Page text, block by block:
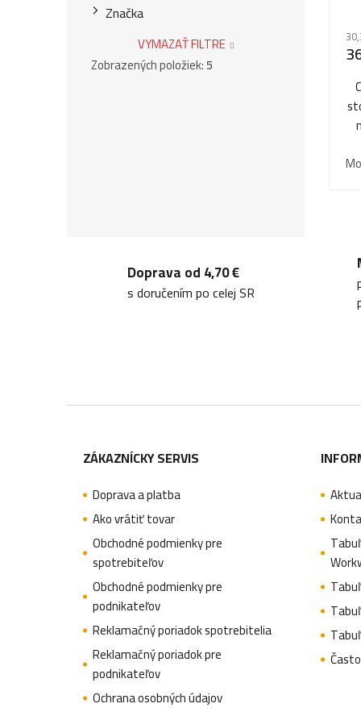
Značka
VYMAZAŤ FILTRE
Zobrazených položiek:5
je
5,0
z
Doprava od 4,70 €
s doručením po celej SR
ZÁKAZNÍCKY SERVIS
Doprava a platba
Ako vrátiť tovar
Obchodné podmienky pre
spotrebiteľov
Obchodné podmienky pre
podnikateľov
Reklamačný poriadok spotrebitelia
Reklamačný poriadok pre
podnikateľov
Ochrana osobných údajov